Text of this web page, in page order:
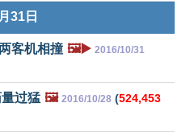
31日
客机相撞 🖼️▶️ 2016/10/31
过猛 🖼️ 2016/10/28 (524,453